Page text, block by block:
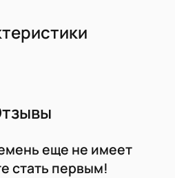
еще не имеет
стать первым!